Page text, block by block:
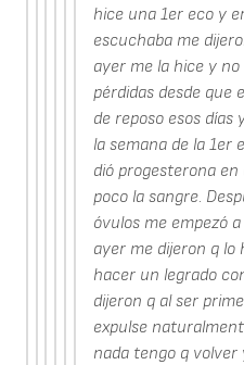
hice una 1er eco y
escuchaba me
ayer me la hice y no
pérdidas desde que
de reposo esos días
la semana de la 1er
dió progesterona en
poco la sangre.
óvulos me empezó
ayer me dijeron q lo
hacer un legrado
dijeron q al ser
expulse
nada tengo q